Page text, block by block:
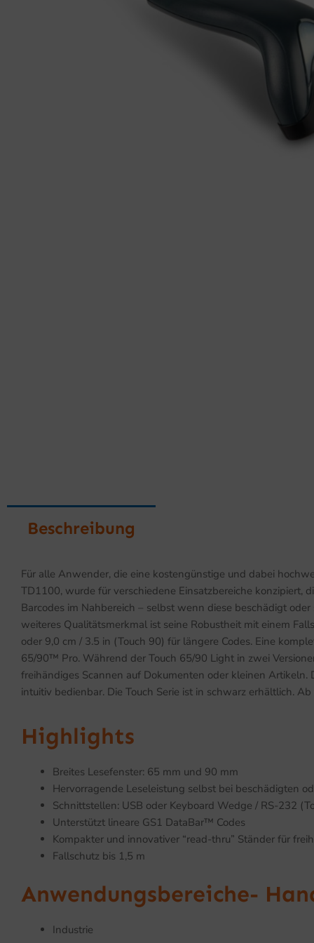
Beschreibung
Für alle Anwender, die eine kostengünstige und dabei
TD1100, wurde für verschiedene Einsatzbereiche konzipiert,
Barcodes im Nahbereich – selbst wenn diese beschädigt
weiteres Qualitätsmerkmal ist seine Robustheit mit einem
oder 9,0 cm / 3.5 in (Touch 90) für längere Codes. Eine
65/90™ Pro. Während der Touch 65/90 Light in zwei
freihändiges Scannen auf Dokumenten oder kleinen
intuitiv bedienbar. Die Touch Serie ist in schwarz erhältlich.
Highlights
Breites Lesefenster: 65 mm und 90 mm
Hervorragende Leseleistung selbst bei beschädigten
Schnittstellen: USB oder Keyboard Wedge / RS-232
Unterstützt lineare GS1 DataBar™ Codes
Kompakter und innovativer “read-thru” Ständer für
Fallschutz bis 1,5 m
Anwendungsbereiche-
Industrie